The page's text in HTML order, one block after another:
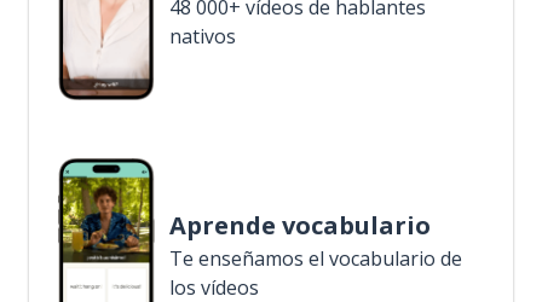
48 000+ vídeos de hablantes
nativos
Aprende vocabulario
Te enseñamos el vocabulario de
los vídeos